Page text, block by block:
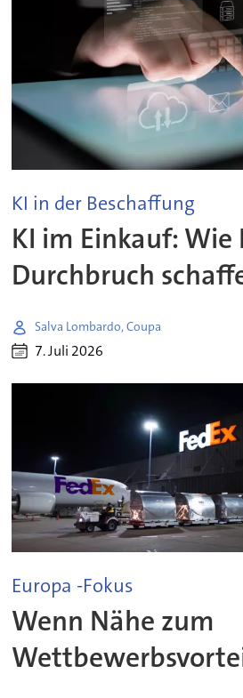
KI in der Beschaffung
KI im Einkauf: Wie
Durchbruch
Salva Lombardo, Coupa
7. Juli 2026
Europa -Fokus
Wenn Nähe zum